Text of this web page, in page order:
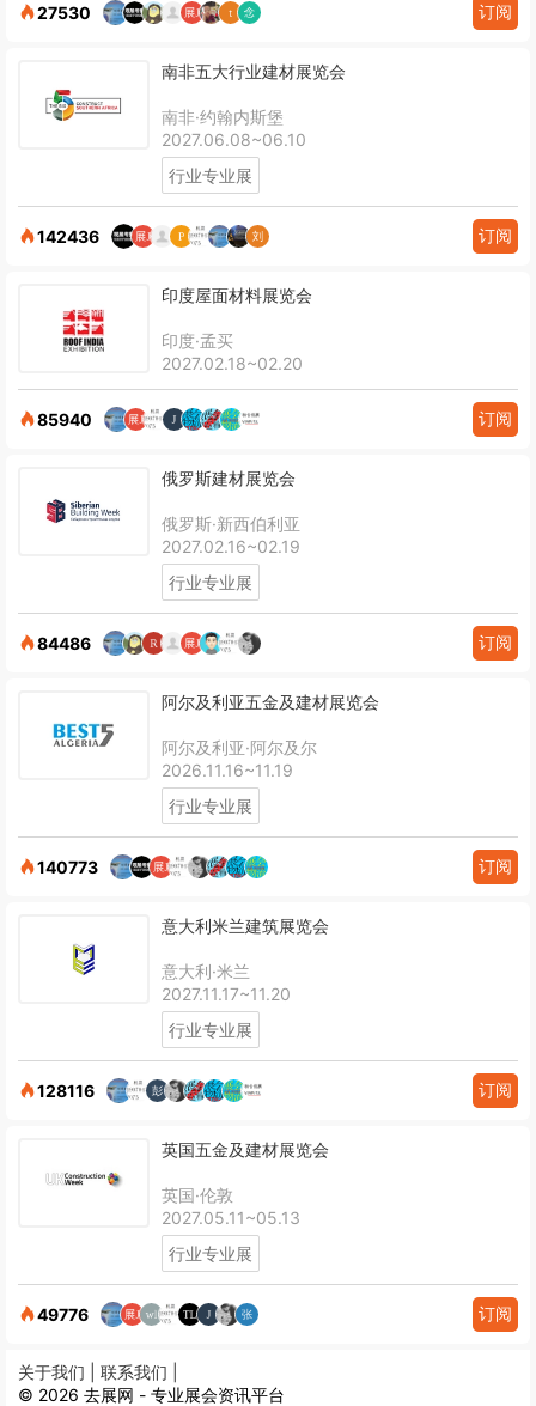
27530 订阅
南非五大行业建材展览会
南非·约翰内斯堡
2027.06.08~06.10
行业专业展
142436 订阅
印度屋面材料展览会
印度·孟买
2027.02.18~02.20
85940 订阅
俄罗斯建材展览会
俄罗斯·新西伯利亚
2027.02.16~02.19
行业专业展
84486 订阅
阿尔及利亚五金及建材展览会
阿尔及利亚·阿尔及尔
2026.11.16~11.19
行业专业展
140773 订阅
意大利米兰建筑展览会
意大利·米兰
2027.11.17~11.20
行业专业展
128116 订阅
英国五金及建材展览会
英国·伦敦
2027.05.11~05.13
行业专业展
49776 订阅
关于我们 | 联系我们 |
© 2026 去展网 - 专业展会资讯平台